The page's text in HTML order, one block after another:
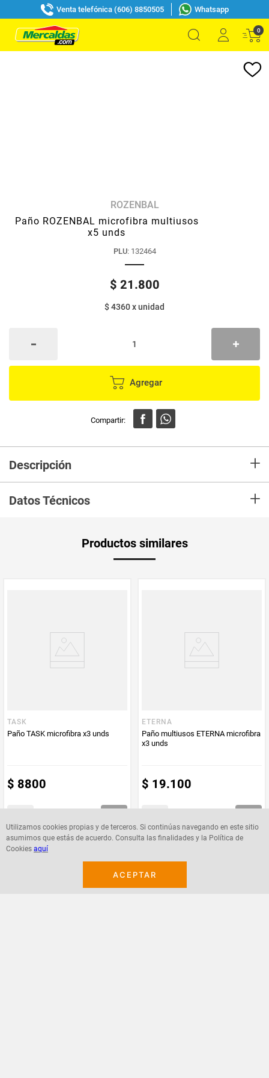
Venta telefónica (606) 8850505 Whatsapp
0
Utilizamos cookies propias y de terceros. Si continúas navegando en este sitio
asumimos que estás de acuerdo. Consulta las finalidades y la Política de
Cookies aquí
ACEPTAR
ROZENBAL
Paño ROZENBAL microfibra multiusos
x5 unds
PLU: 132464
$ 21.800
$ 4360xunidad
Agregar
Descripción +
Datos Técnicos +
Productos similares
TASK
Paño TASK microfibra x3 unds
$ 8800
ETERNA
Paño multiusos ETERNA microfibra
x3 unds
$ 19.100